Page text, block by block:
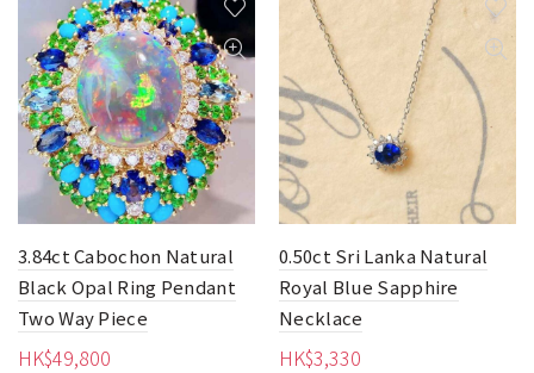
0.50ct Sri Lanka Natural
Royal Blue Sapphire
Necklace
HK$3,330
1.05ct Flower Pink
Sapphire Pendant
HK$1,920